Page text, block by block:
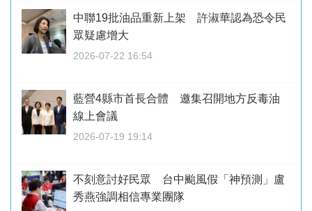
中聯19批油品重新上架 許淑華認為恐令民
眾疑慮增大
2026-07-22 16:54
藍營4縣市首長合體 邀集召開地方反毒油
線上會議
2026-07-19 19:14
不刻意討好民眾 台中颱風假「神預測」盧
秀燕強調相信專業團隊